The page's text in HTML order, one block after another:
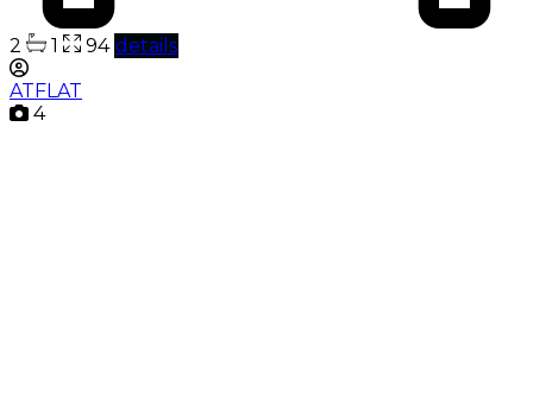
2 1 94 details
ATFLAT
4